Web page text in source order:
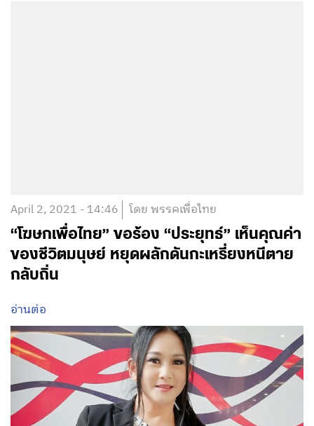
April 2, 2021 - 14:46 โดย พรรคเพื่อไทย
“โฆษกเพื่อไทย” ขอร้อง “ประยุทธ์” เห็นคุณค่า
ของชีวิตมนุษย์ หยุดผลักดันกะเหรี่ยงหนีตาย
กลับถิ่น
อ่านต่อ